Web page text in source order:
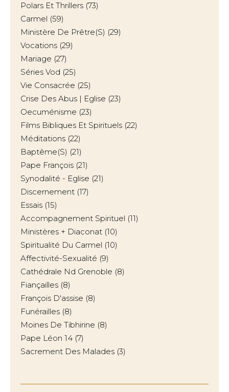
Polars Et Thrillers (73)
Carmel (59)
Ministère De Prêtre(s) (29)
Vocations (29)
Mariage (27)
Séries Vod (25)
Vie Consacrée (25)
Crise Des Abus | Eglise (23)
Oecuménisme (23)
Films Bibliques Et Spirituels (22)
Méditations (22)
Baptême(s) (21)
Pape François (21)
Synodalité - Eglise (21)
Discernement (17)
Essais (15)
Accompagnement Spirituel (11)
Ministères + Diaconat (10)
Spiritualité Du Carmel (10)
Affectivité-Sexualité (9)
Cathédrale Nd Grenoble (8)
Fiançailles (8)
François D'assise (8)
Funérailles (8)
Moines De Tibhirine (8)
Pape Léon 14 (7)
Sacrement Des Malades (3)